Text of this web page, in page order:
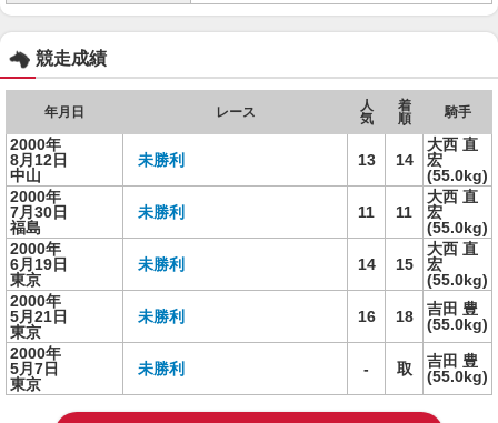
競走成績
年月日 レース
人
気
着
順
騎手
2000年
8月12日
中山
未勝利 13 14
大西 直
宏
(55.0kg)
2000年
7月30日
福島
未勝利 11 11
大西 直
宏
(55.0kg)
2000年
6月19日
東京
未勝利 14 15
大西 直
宏
(55.0kg)
2000年
5月21日
東京
未勝利 16 18
吉田 豊
(55.0kg)
2000年
5月7日
東京
未勝利 - 取
吉田 豊
(55.0kg)